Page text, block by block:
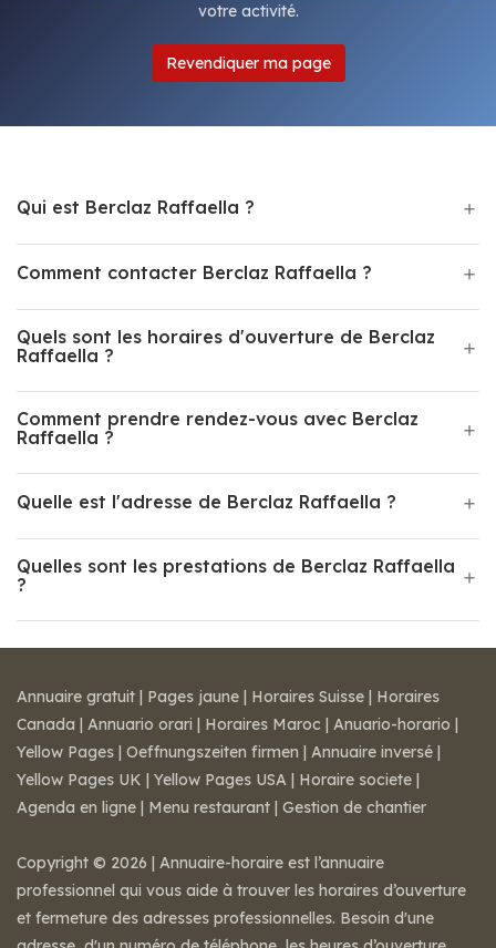
votre activité.
Revendiquer ma page
Qui est Berclaz Raffaella ?
Comment contacter Berclaz Raffaella ?
Quels sont les horaires d'ouverture de Berclaz
Raffaella ?
Comment prendre rendez-vous avec Berclaz
Raffaella ?
Quelle est l'adresse de Berclaz Raffaella ?
Quelles sont les prestations de Berclaz Raffaella
?
Annuaire gratuit | Pages jaune | Horaires Suisse | Horaires
Canada | Annuario orari | Horaires Maroc | Anuario-horario |
Yellow Pages | Oeffnungszeiten firmen | Annuaire inversé |
Yellow Pages UK | Yellow Pages USA | Horaire societe |
Agenda en ligne | Menu restaurant | Gestion de chantier
Copyright © 2026 | Annuaire-horaire est l’annuaire
professionnel qui vous aide à trouver les horaires d’ouverture
et fermeture des adresses professionnelles. Besoin d'une